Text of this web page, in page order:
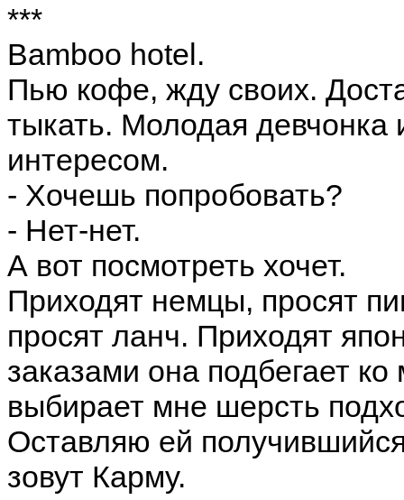
***
Bamboo hotel.
Пью кофе, жду своих.
тыкать. Молодая девчонка
интересом.
- Хочешь попробовать?
- Нет-нет.
А вот посмотреть хочет.
Приходят немцы, просят
просят ланч. Приходят
заказами она подбегает
выбирает мне шерсть
Оставляю ей
зовут Карму.